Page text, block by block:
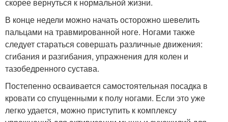
скорее вернуться к нормальной жизни.
В конце недели можно начать осторожно шевелить
пальцами на травмированной ноге. Ногами также
следует стараться совершать различные движения:
сгибания и разгибания, упражнения для колен и
тазобедренного сустава.
Постепенно осваивается самостоятельная посадка в
кровати со спущенными к полу ногами. Если это уже
легко удается, можно приступить к комплексу